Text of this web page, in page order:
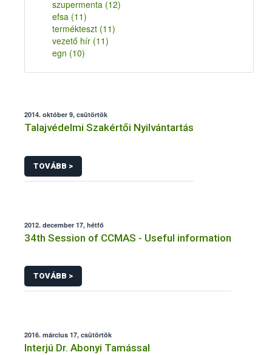
szupermenta (12)
efsa (11)
termékteszt (11)
vezető hír (11)
egn (10)
2014. október 9, csütörtök
Talajvédelmi Szakértői Nyilvántartás
TOVÁBB >
2012. december 17, hétfő
34th Session of CCMAS - Useful information
TOVÁBB >
2016. március 17, csütörtök
Interjú Dr. Abonyi Tamással